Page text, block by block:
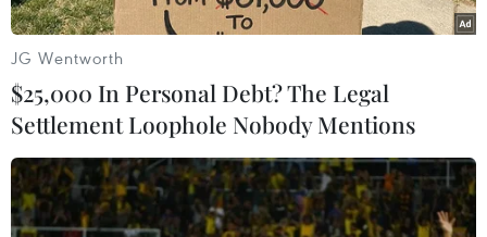
(Vietnam+)
JG Wentworth
$25,000 In Personal Debt? The Legal
Settlement Loophole Nobody Mentions